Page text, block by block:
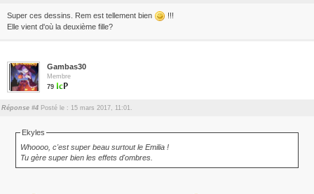
Super ces dessins. Rem est tellement bien
!!!
Elle vient d'où la deuxième fille?
Gambas30
Membre
79
Réponse #4 Posté le : 15 mars 2017, 11:01.
Ekyles
Whoooo, c'est super beau surtout le Emilia !
Tu gère super bien les effets d'ombres.